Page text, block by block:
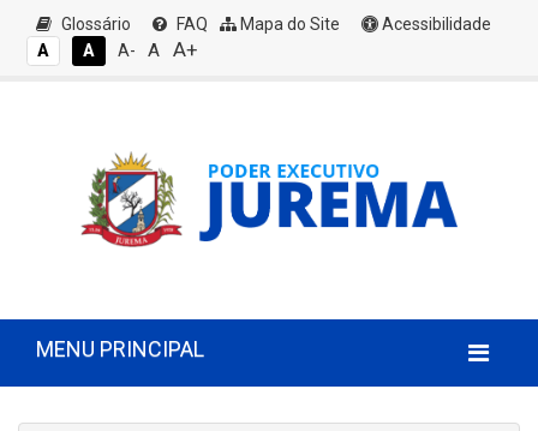
Glossário FAQ Mapa do Site
Acessibilidade
A
A A- A A+
MENU PRINCIPAL